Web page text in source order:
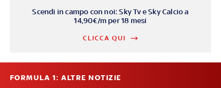
Scendi in campo con noi: Sky Tv e Sky Calcio a
14,90€/m per 18 mesi
CLICCA QUI
FORMULA 1: ALTRE NOTIZIE